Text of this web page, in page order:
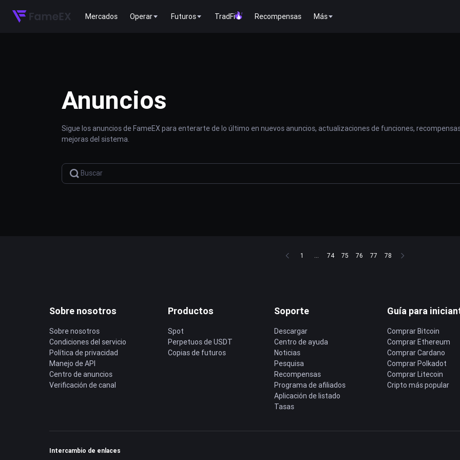
Mercados Operar Futuros TradFi Recompensas Más
Anuncios
Sigue los anuncios de FameEX para enterarte de lo último en nuevos anuncios, actualizaciones de funciones,
mejoras del sistema.
1 ... 74 75 76 77 78
Sobre nosotros
Sobre nosotros
Condiciones del servicio
Política de privacidad
Manejo de API
Centro de anuncios
Verificación de canal
Productos
Spot
Perpetuos de USDT
Copias de futuros
Soporte
Descargar
Centro de ayuda
Noticias
Pesquisa
Recompensas
Programa de afiliados
Aplicación de listado
Tasas
Guía para
Comprar Bitcoin
Comprar Ethereum
Comprar Cardano
Comprar Polkadot
Comprar Litecoin
Cripto más popular
Intercambio de enlaces